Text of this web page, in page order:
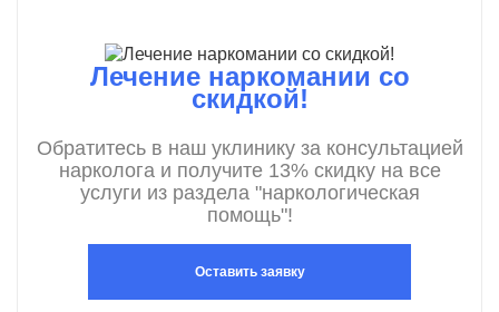
Лечение наркомании со
скидкой!
Обратитесь в наш уклинику за консультацией
нарколога и получите 13% скидку на все
услуги из раздела "наркологическая
помощь"!
Оставить заявку